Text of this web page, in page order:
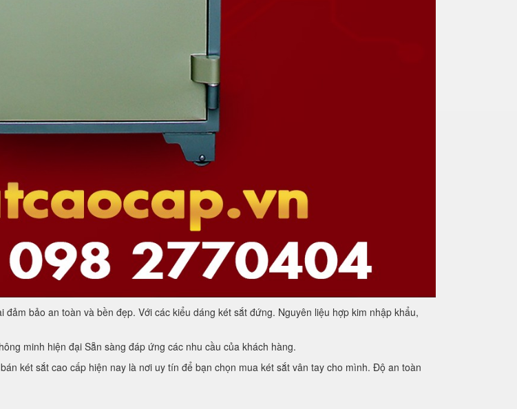
bảo an toàn và bền đẹp. Với các kiểu dáng két sắt đứng. Nguyên liệu hợp kim nhập khẩu,
minh hiện đại Sẵn sàng đáp ứng các nhu cầu của khách hàng.
két sắt cao cấp hiện nay là nơi uy tín để bạn chọn mua két sắt vân tay cho mình. Độ an toàn